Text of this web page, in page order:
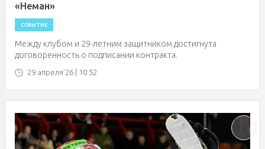
«Неман»
СОБЫТИЕ
Между клубом и 29-летним защитником достигнута
договоренность о подписании контракта.
29 апреля'26 | 10:52